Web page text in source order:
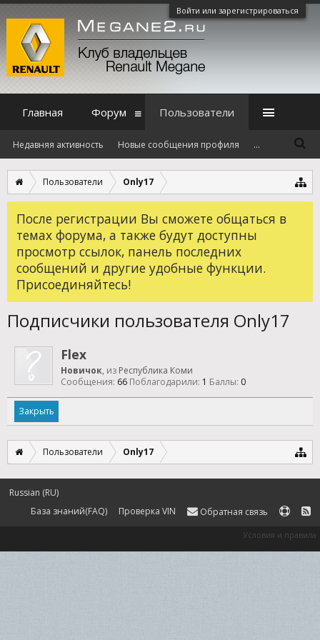
Войти или зарегистрироваться
Пользователи Only17
После регистрации Вы сможете общаться в
темах форума, а также будут доступны
просмотр ссылок, панель последних
сообщений и другие удобные функции.
Присоединяйтесь!
Подписчики пользователя Only17
Flex
Новичок, из Республика Коми
Сообщения: 66 Поблагодарили: 1 Баллы: 0
Закрыть
Пользователи Only17
Главная Форум Пользователи
Недавняя активность Новые сообщения профиля ...
Russian (RU)
База знаний(FAQ)
Проверка VIN Обратная связь
Условия и правила